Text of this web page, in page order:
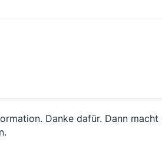
Danke dafür. Dann